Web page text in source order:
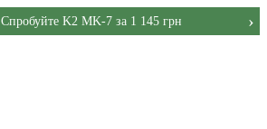
Спробуйте K2 MK-7 за 1 145 грн ›